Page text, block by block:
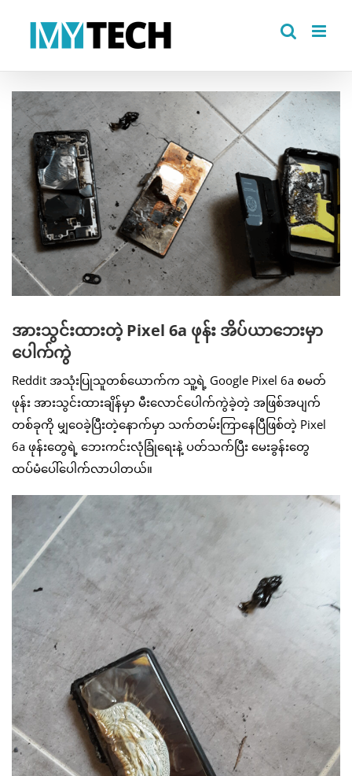
View
Larger
Image
အားသွင်းထားတဲ့ Pixel 6a ဖုန်း အိပ်ယာဘေးမှာ
ပေါက်ကွဲ
Reddit အသုံးပြုသူတစ်ယောက်က သူ့ရဲ့ Google Pixel 6a စမတ်
ဖုန်း အားသွင်းထားချိန်မှာ မီးလောင်ပေါက်ကွဲခဲ့တဲ့ အဖြစ်အပျက်
တစ်ခုကို မျှဝေခဲ့ပြီးတဲ့နောက်မှာ သက်တမ်းကြာနေပြီဖြစ်တဲ့ Pixel
6a ဖုန်းတွေရဲ့ ဘေးကင်းလုံခြုံရေးနဲ့ ပတ်သက်ပြီး မေးခွန်းတွေ
ထပ်မံပေါ်ပေါက်လာပါတယ်။